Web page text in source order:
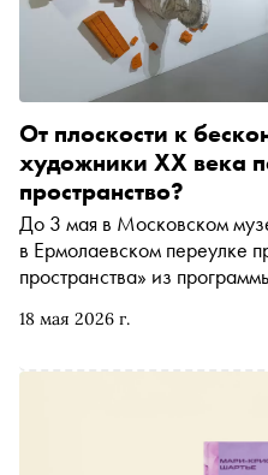
18 мая 2026 г.
От плоскости к
художники XX века
пространство?
До 3 мая в Московском
в Ермолаевском переулке
пространства» из
начала XXI века, которые
Воронина, куратор